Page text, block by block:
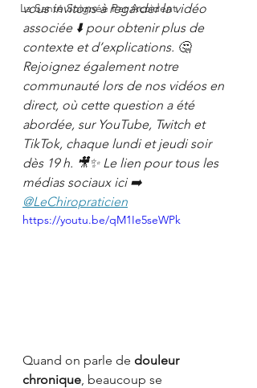
La Santé Soignée Par Accident
vous invitons à regarder la vidéo
associée ⬇️ pour obtenir plus de
contexte et d’explications. 🤔
Rejoignez également notre
communauté lors de nos vidéos en
direct, où cette question a été
abordée, sur YouTube, Twitch et
TikTok, chaque lundi et jeudi soir
dès 19 h. 🎥✨ Le lien pour tous les
médias sociaux ici ➡️
@LeChiropraticien
https://youtu.be/qM1Ie5seWPk
Quand on parle de douleur
chronique , beaucoup se